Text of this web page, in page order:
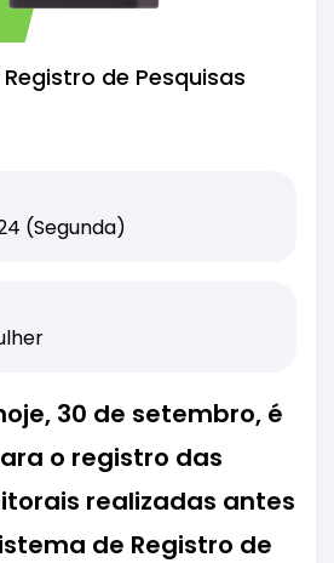
de Pesquisas
(Segunda)
30 de setembro, é
o registro das
realizadas antes
de Registro de